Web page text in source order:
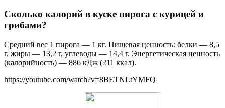
Сколько калорий в куске пирога с курицей и
грибами?
Средний вес 1 пирога — 1 кг. Пищевая ценность: белки — 8,5
г, жиры — 13,2 г, углеводы — 14,4 г. Энергетическая ценность
(калорийность) — 886 кДж (211 ккал).
https://youtube.com/watch?v=8BETNLtYMFQ